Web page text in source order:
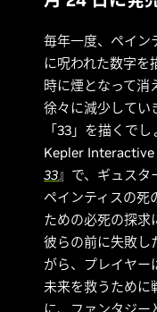
毎年一度、ペイン
に呪われた数字を
時に煙となって消
徐々に減少してい
「33」を描くで
Kepler Interactive
33』で、ギュスタ
ペインティスの死
ための必死の探求
彼らの前に失敗し
がら、プレイヤー
未来を救うために